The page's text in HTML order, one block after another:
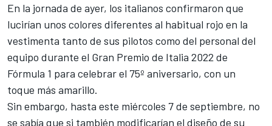
En la jornada de ayer, los italianos confirmaron que
lucirían unos colores diferentes al habitual rojo en la
vestimenta tanto de sus pilotos como del personal del
equipo durante el Gran Premio de Italia 2022 de
Fórmula 1 para celebrar el 75º aniversario, con un
toque más amarillo.
Sin embargo, hasta este miércoles 7 de septiembre, no
se sabía que si también modificarían el diseño de su